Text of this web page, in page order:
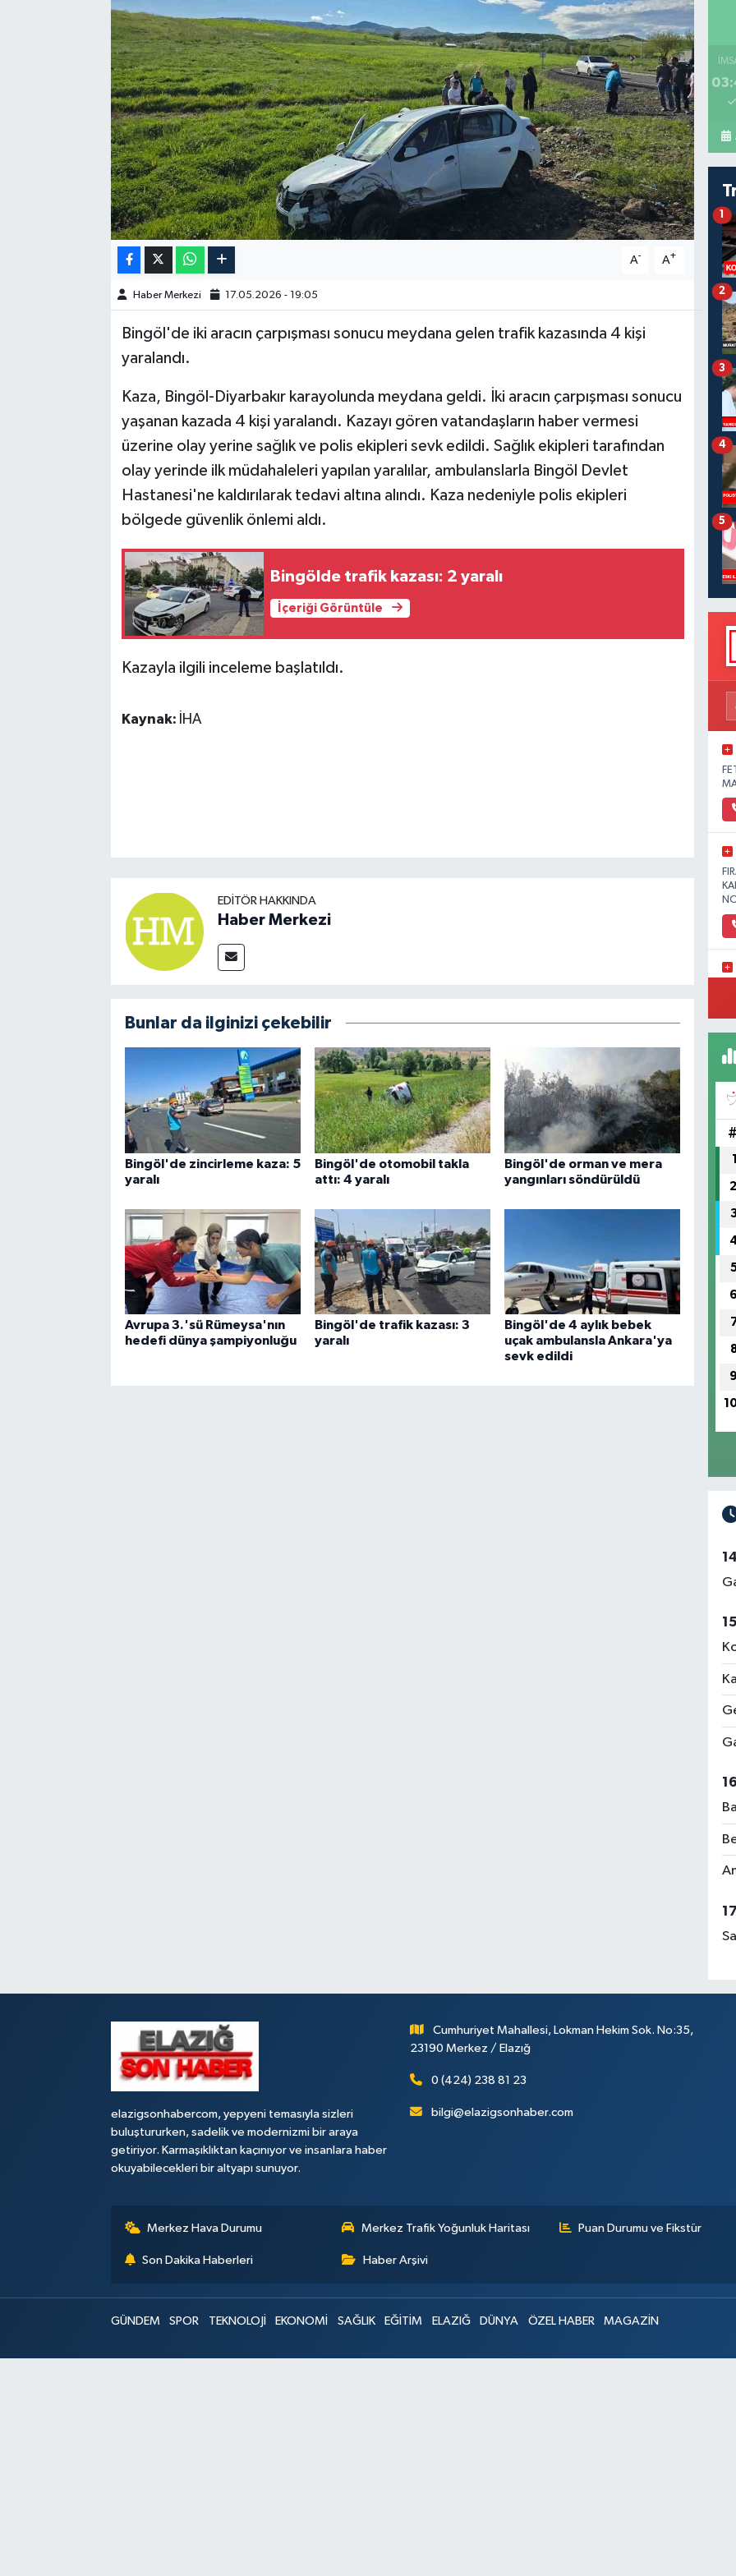
A- A+
Haber Merkezi 17.05.2026 - 19:05
Bingöl'de iki aracın çarpışması sonucu meydana gelen trafik kazasında 4 kişi
yaralandı.
Kaza, Bingöl-Diyarbakır karayolunda meydana geldi. İki aracın çarpışması sonucu
yaşanan kazada 4 kişi yaralandı. Kazayı gören vatandaşların haber vermesi
üzerine olay yerine sağlık ve polis ekipleri sevk edildi. Sağlık ekipleri tarafından
olay yerinde ilk müdahaleleri yapılan yaralılar, ambulanslarla Bingöl Devlet
Hastanesi'ne kaldırılarak tedavi altına alındı. Kaza nedeniyle polis ekipleri
bölgede güvenlik önlemi aldı.
Bingölde trafik kazası: 2 yaralı
İçeriği Görüntüle
Kazayla ilgili inceleme başlatıldı.
Kaynak: İHA
EDITÖR HAKKINDA
Haber Merkezi
Bunlar da ilginizi çekebilir
Bingöl'de zincirleme kaza: 5
yaralı
Bingöl'de otomobil takla
attı: 4 yaralı
Bingöl'de orman ve mera
yangınları söndürüldü
Avrupa 3.'sü Rümeysa'nın
hedefi dünya şampiyonluğu
Bingöl'de trafik kazası: 3
yaralı
Bingöl'de 4 aylık bebek
uçak ambulansla Ankara'ya
sevk edildi
1
2
3
4
5
#
1
2
6
9
elazigsonhabercom, yepyeni temasıyla sizleri
buluştururken, sadelik ve modernizmi bir araya
getiriyor. Karmaşıklıktan kaçınıyor ve insanlara haber
okuyabilecekleri bir altyapı sunuyor.
Cumhuriyet Mahallesi, Lokman Hekim Sok. No:35,
23190 Merkez / Elazığ
0 (424) 238 81 23
bilgi@elazigsonhaber.com
Merkez Hava Durumu Merkez Trafik Yoğunluk Haritası Puan Durumu ve Fikstür
Son Dakika Haberleri Haber Arşivi
GÜNDEM SPOR TEKNOLOJİ EKONOMİ SAĞLIK EĞİTİM ELAZIĞ DÜNYA ÖZEL HABER MAGAZİN
HABERDE İNSAN
KÜLTÜR-SANAT
MAGAZİN
ÖZEL HABER